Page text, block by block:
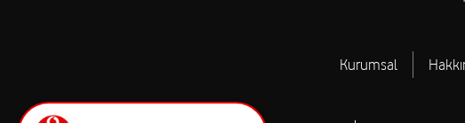
Kurumsal